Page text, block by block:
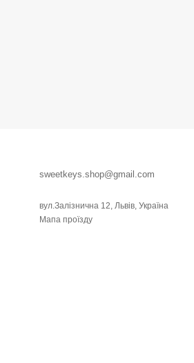
sweetkeys.shop@gmail.com
вул.Залізнична 12, Львів, Україна
Мапа проїзду